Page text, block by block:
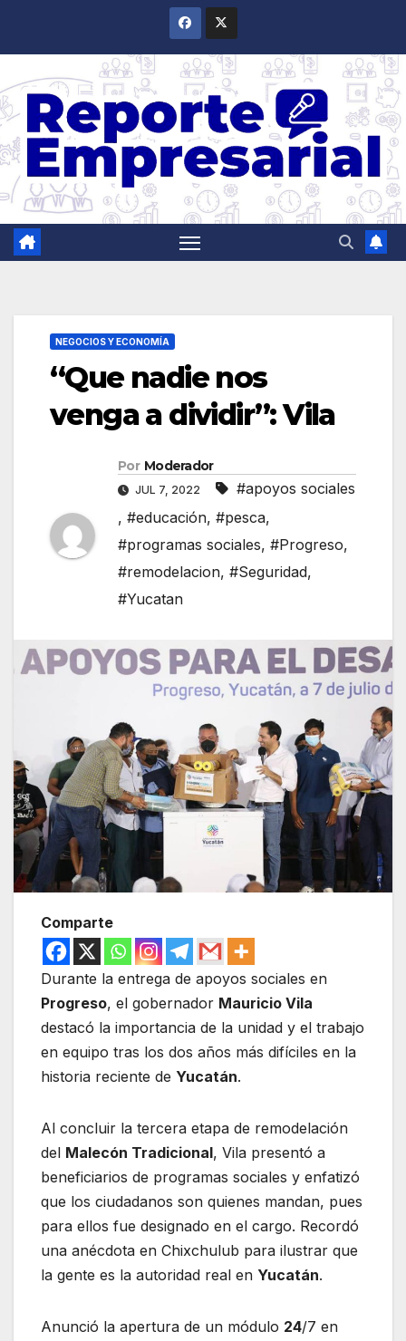
NEGOCIOS Y ECONOMÍA
“Que nadie nos
venga a dividir”: Vila
Por Moderador
JUL 7, 2022
#apoyos sociales
, #educación, #pesca,
#programas sociales, #Progreso,
#remodelacion, #Seguridad,
#Yucatan
Comparte
Durante la entrega de apoyos sociales en
Progreso, el gobernador Mauricio Vila
destacó la importancia de la unidad y el trabajo
en equipo tras los dos años más difíciles en la
historia reciente de Yucatán.
Al concluir la tercera etapa de remodelación
del Malecón Tradicional, Vila presentó a
beneficiarios de programas sociales y enfatizó
que los ciudadanos son quienes mandan, pues
para ellos fue designado en el cargo. Recordó
una anécdota en Chixchulub para ilustrar que
la gente es la autoridad real en Yucatán.
Anunció la apertura de un módulo 24/7 en